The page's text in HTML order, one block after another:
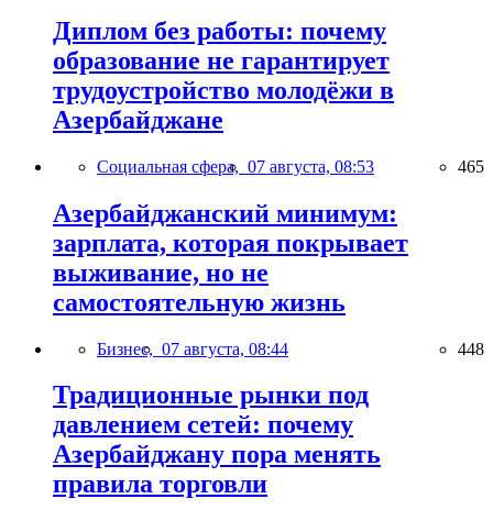
Диплом без работы: почему
образование не гарантирует
трудоустройство молодёжи в
Азербайджане
Социальная сфера, 07 августа, 08:53 465
Азербайджанский минимум:
зарплата, которая покрывает
выживание, но не
самостоятельную жизнь
Бизнес, 07 августа, 08:44 448
Традиционные рынки под
давлением сетей: почему
Азербайджану пора менять
правила торговли